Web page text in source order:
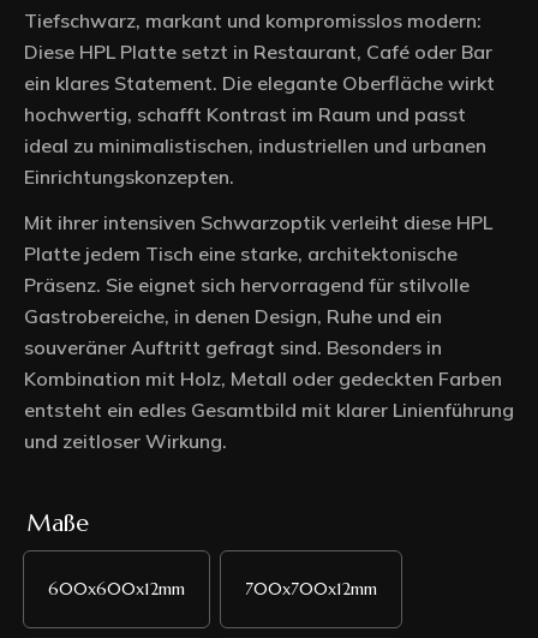
Tiefschwarz, markant und kompromisslos modern:
Diese HPL Platte setzt in Restaurant, Café oder Bar
ein klares Statement. Die elegante Oberfläche wirkt
hochwertig, schafft Kontrast im Raum und passt
ideal zu minimalistischen, industriellen und urbanen
Einrichtungskonzepten.
Mit ihrer intensiven Schwarzoptik verleiht diese HPL
Platte jedem Tisch eine starke, architektonische
Präsenz. Sie eignet sich hervorragend für stilvolle
Gastrobereiche, in denen Design, Ruhe und ein
souveräner Auftritt gefragt sind. Besonders in
Kombination mit Holz, Metall oder gedeckten Farben
entsteht ein edles Gesamtbild mit klarer Linienführung
und zeitloser Wirkung.
Maße
600x600x12mm 700x700x12mm